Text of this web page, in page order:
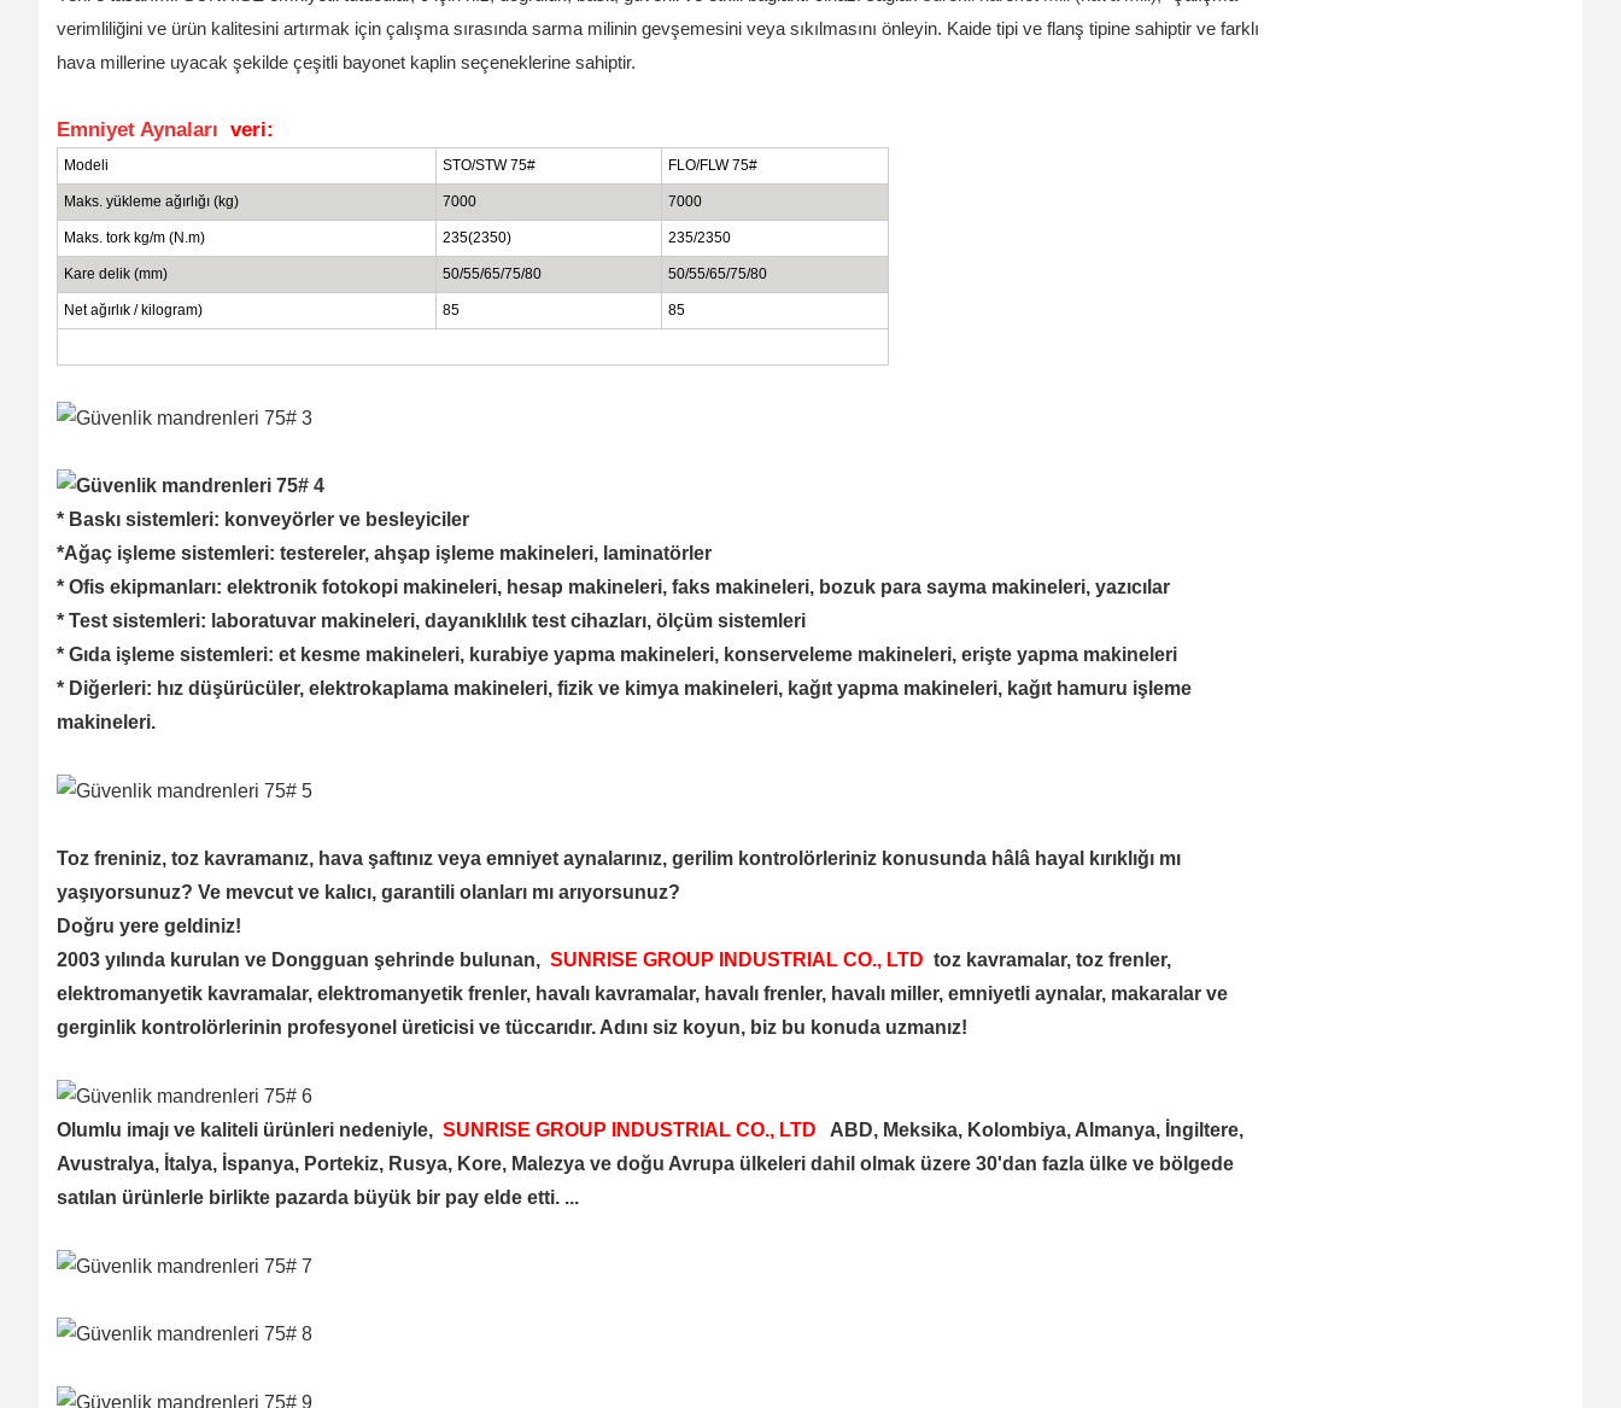
verimliliğini ve ürün kalitesini artırmak için çalışma sırasında sarma milinin gevşemesini veya sıkılmasını önleyin. Kaide tipi ve flanş tipine sahiptir ve farklı
hava millerine uyacak şekilde çeşitli bayonet kaplin seçeneklerine sahiptir.
Emniyet Aynaları veri:
Modeli STO/STW 75# FLO/FLW 75#
Maks. yükleme ağırlığı (kg) 7000 7000
Maks. tork kg/m (N.m) 235(2350) 235/2350
Kare delik (mm) 50/55/65/75/80 50/55/65/75/80
Net ağırlık / kilogram) 85 85
* Baskı sistemleri: konveyörler ve besleyiciler
*Ağaç işleme sistemleri: testereler, ahşap işleme makineleri, laminatörler
* Ofis ekipmanları: elektronik fotokopi makineleri, hesap makineleri, faks makineleri, bozuk para sayma makineleri, yazıcılar
* Test sistemleri: laboratuvar makineleri, dayanıklılık test cihazları, ölçüm sistemleri
* Gıda işleme sistemleri: et kesme makineleri, kurabiye yapma makineleri, konserveleme makineleri, erişte yapma makineleri
* Diğerleri: hız düşürücüler, elektrokaplama makineleri, fizik ve kimya makineleri, kağıt yapma makineleri, kağıt hamuru işleme
makineleri.
Toz freniniz, toz kavramanız, hava şaftınız veya emniyet aynalarınız, gerilim kontrolörleriniz konusunda hâlâ hayal kırıklığı mı
yaşıyorsunuz? Ve mevcut ve kalıcı, garantili olanları mı arıyorsunuz?
Doğru yere geldiniz!
2003 yılında kurulan ve Dongguan şehrinde bulunan, SUNRISE GROUP INDUSTRIAL CO., LTD toz kavramalar, toz frenler,
elektromanyetik kavramalar, elektromanyetik frenler, havalı kavramalar, havalı frenler, havalı miller, emniyetli aynalar, makaralar ve
gerginlik kontrolörlerinin profesyonel üreticisi ve tüccarıdır. Adını siz koyun, biz bu konuda uzmanız!
Olumlu imajı ve kaliteli ürünleri nedeniyle, SUNRISE GROUP INDUSTRIAL CO., LTD
ABD, Meksika, Kolombiya, Almanya, İngiltere,
Avustralya, İtalya, İspanya, Portekiz, Rusya, Kore, Malezya ve doğu Avrupa ülkeleri dahil olmak üzere 30'dan fazla ülke ve bölgede
satılan ürünlerle birlikte pazarda büyük bir pay elde etti. ...